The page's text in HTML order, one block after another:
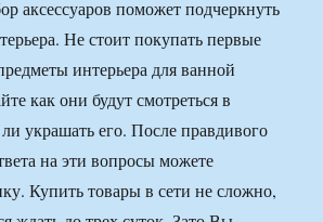
аксессуаров поможет подчеркнуть
Не стоит покупать первые
интерьера для ванной
как они будут смотреться в
ли украшать его. После правдивого
на эти вопросы можете
Купить товары в сети не сложно,